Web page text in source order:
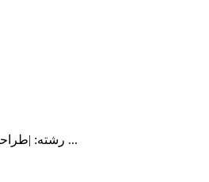
رشته: |طراحی و نقاشی|نقاشیخط|خوش ...